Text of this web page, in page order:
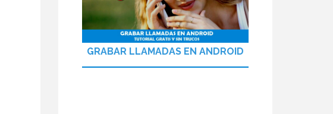
GRABAR LLAMADAS EN ANDROID